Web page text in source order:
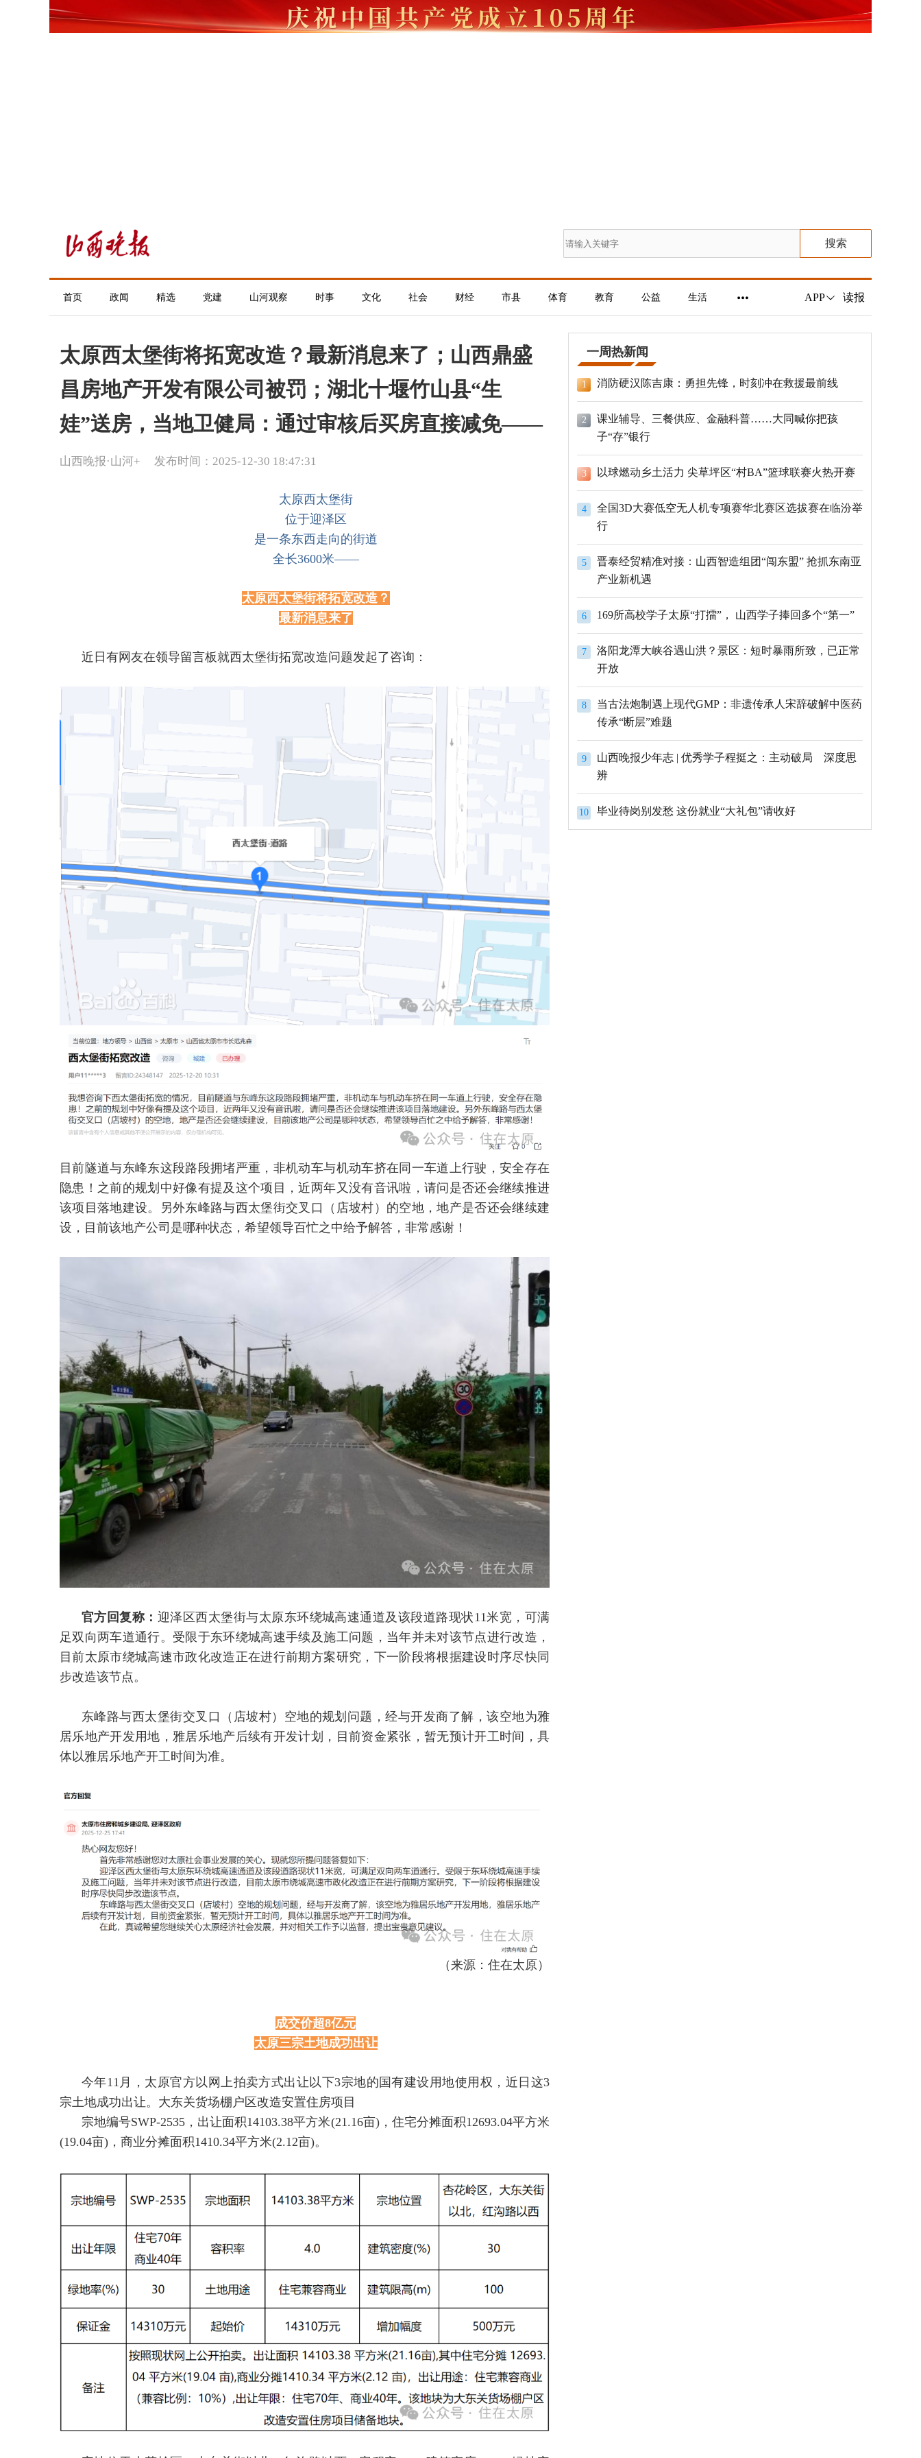
搜索
首页 政闻 精选 党建 山河观察 时事 文化 社会 财经 市县 体育 教育 公益 生活 APP 读报
太原西太堡街将拓宽改造？最新消息来了；山西鼎盛
昌房地产开发有限公司被罚；湖北十堰竹山县“生
娃”送房，当地卫健局：通过审核后买房直接减免——
山西晚报·山河+ 发布时间：2025-12-30 18:47:31
太原西太堡街
位于迎泽区
是一条东西走向的街道
全长3600米——
太原西太堡街将拓宽改造？
最新消息来了
近日有网友在领导留言板就西太堡街拓宽改造问题发起了咨询：
目前隧道与东峰东这段路段拥堵严重，非机动车与机动车挤在同一车道上行驶，安全存在
隐患！之前的规划中好像有提及这个项目，近两年又没有音讯啦，请问是否还会继续推进
该项目落地建设。另外东峰路与西太堡街交叉口（店坡村）的空地，地产是否还会继续建
设，目前该地产公司是哪种状态，希望领导百忙之中给予解答，非常感谢！
官方回复称： 迎泽区西太堡街与太原东环绕城高速通道及该段道路现状11米宽，可满
足双向两车道通行。受限于东环绕城高速手续及施工问题，当年并未对该节点进行改造，
目前太原市绕城高速市政化改造正在进行前期方案研究，下一阶段将根据建设时序尽快同
步改造该节点。
东峰路与西太堡街交叉口（店坡村）空地的规划问题，经与开发商了解，该空地为雅
居乐地产开发用地，雅居乐地产后续有开发计划，目前资金紧张，暂无预计开工时间，具
体以雅居乐地产开工时间为准。
（来源：住在太原）
成交价超8亿元
太原三宗土地成功出让
今年11月，太原官方以网上拍卖方式出让以下3宗地的国有建设用地使用权，近日这3
宗土地成功出让。大东关货场棚户区改造安置住房项目
宗地编号SWP-2535，出让面积14103.38平方米(21.16亩)，住宅分摊面积12693.04平方米
(19.04亩)，商业分摊面积1410.34平方米(2.12亩)。
一周热新闻
1 消防硬汉陈吉康：勇担先锋，时刻冲在救援最前线
2
课业辅导、三餐供应、金融科普……大同喊你把孩
子“存”银行
3 以球燃动乡土活力 尖草坪区“村BA”篮球联赛火热开赛
4
全国3D大赛低空无人机专项赛华北赛区选拔赛在临汾举
行
5
晋泰经贸精准对接：山西智造组团“闯东盟” 抢抓东南亚
产业新机遇
6 169所高校学子太原“打擂”， 山西学子捧回多个“第一”
7
洛阳龙潭大峡谷遇山洪？景区：短时暴雨所致，已正常
开放
8
当古法炮制遇上现代GMP：非遗传承人宋辞破解中医药
传承“断层”难题
9
山西晚报少年志 | 优秀学子程挺之：主动破局 深度思
辨
10 毕业待岗别发愁 这份就业“大礼包”请收好